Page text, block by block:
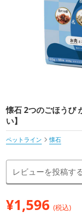
懐石 2つのごほうび
い】
ペットライン
懐石
レビューを投稿す
¥1,596 (税込)